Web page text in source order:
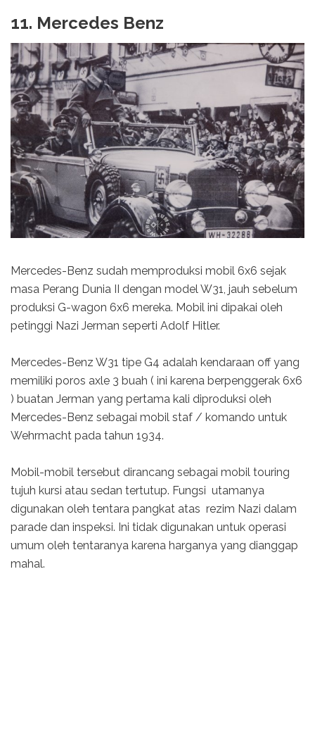
11. Mercedes Benz
Mercedes-Benz sudah memproduksi mobil 6x6 sejak
masa Perang Dunia II dengan model W31, jauh sebelum
produksi G-wagon 6x6 mereka. Mobil ini dipakai oleh
petinggi Nazi Jerman seperti Adolf Hitler.
Mercedes-Benz W31 tipe G4 adalah kendaraan off yang
memiliki poros axle 3 buah ( ini karena berpenggerak 6x6
) buatan Jerman yang pertama kali diproduksi oleh
Mercedes-Benz sebagai mobil staf / komando untuk
Wehrmacht pada tahun 1934.
Mobil-mobil tersebut dirancang sebagai mobil touring
tujuh kursi atau sedan tertutup. Fungsi utamanya
digunakan oleh tentara pangkat atas rezim Nazi dalam
parade dan inspeksi. Ini tidak digunakan untuk operasi
umum oleh tentaranya karena harganya yang dianggap
mahal.